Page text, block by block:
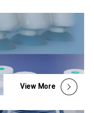
View More